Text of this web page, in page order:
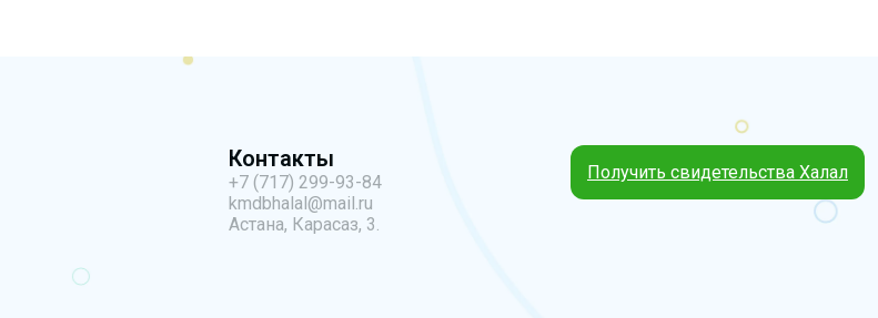
Контакты
+7 (717) 299-93-84
kmdbhalal@mail.ru
Астана, Карасаз, 3.
Получить свидетельства Халал